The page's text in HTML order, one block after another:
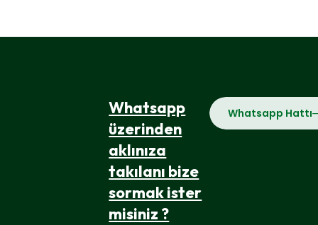
Whatsapp
üzerinden
aklınıza
takılanı bize
sormak ister
misiniz ?
Whatsapp Hattı